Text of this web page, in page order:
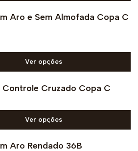
Aro e Sem Almofada Copa C
Ver opções
Controle Cruzado Copa C
Ver opções
Aro Rendado 36B